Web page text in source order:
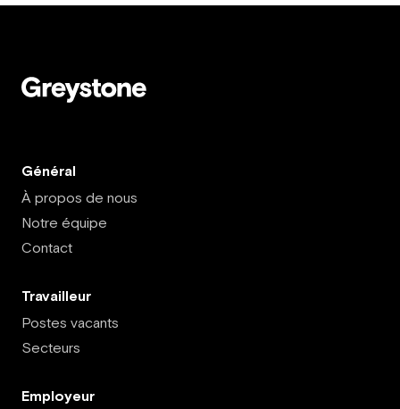
Général
À propos de nous
Notre équipe
Contact
Travailleur
Postes vacants
Secteurs
Employeur